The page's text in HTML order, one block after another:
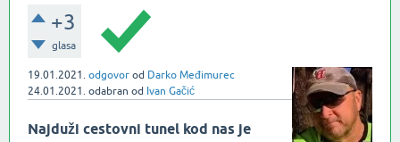
+3
glasa
19.01.2021. odgovor od Darko Međimurec
24.01.2021. odabran od Ivan Gačić
Najduži cestovni tunel kod nas je